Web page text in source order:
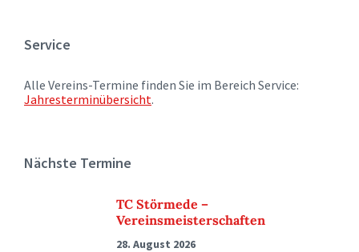
Service
Alle Vereins-Termine finden Sie im Bereich Service:
Jahresterminübersicht.
Nächste Termine
TC Störmede –
Vereinsmeisterschaften
28. August 2026